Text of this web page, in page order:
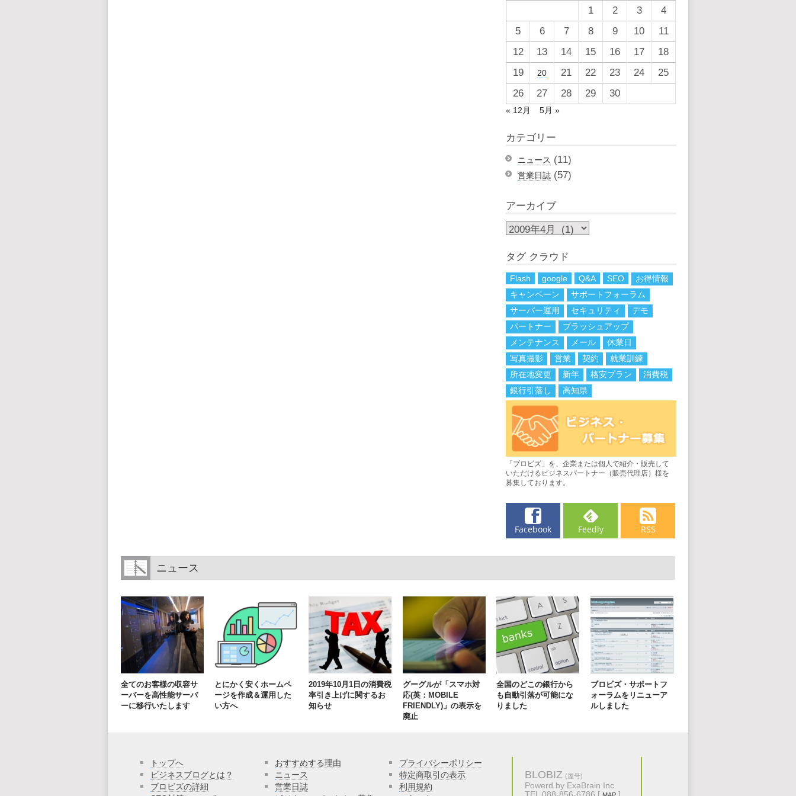
1 2 3
4
5
6 7 8 9 10
11
12
13 14 15 16 17
18
19
20 21 22 23 24
25
26
27 28 29 30
« 12月 5月 »
カテゴリー
ニュース (11)
営業日誌 (57)
アーカイブ
タグ クラウド
Flash google Q&A SEO
お得情報
キャンペーン
サポートフォーラム
サーバー運用
セキュリティ
デモ
パートナー
ブラッシュアップ
メンテナンス
メール
休業日
写真撮影
営業 契約
就業訓練
所在地変更
新年 格安プラン
消費税
銀行引落し
高知県
「ブロビズ」を、企業または個人で紹介・販売して
いただけるビジネスパートナー（販売代理店）様を
募集しております。
Facebook Feedly RSS
ニュース
全てのお客様の収容サ
ーバーを高性能サーバ
ーに移行いたします
とにかく安くホームペ
ージを作成＆運用した
い方へ
2019年10月1日の消費税
率引き上げに関するお
知らせ
グーグルが「スマホ対
応(英：MOBILE
FRIENDLY)」の表示を
廃止
全国のどこの銀行から
も自動引落が可能にな
りました
ブロビズ・サポートフ
ォーラムをリニューア
ルしました
トップへ
ビジネスブログとは？
ブロビズの詳細
おすすめする理由
ニュース
営業日誌
プライバシーポリシー
特定商取引の表示
利用規約
BLOBIZ (屋号)
Powerd by ExaBrain Inc.